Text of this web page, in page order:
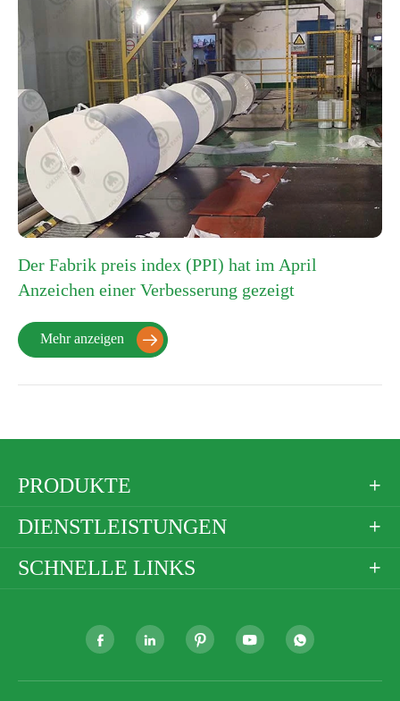
Der Fabrik preis index (PPI) hat im April
Anzeichen einer Verbesserung gezeigt
Mehr anzeigen 
PRODUKTE 
DIENSTLEISTUNGEN 
SCHNELLE LINKS 
    